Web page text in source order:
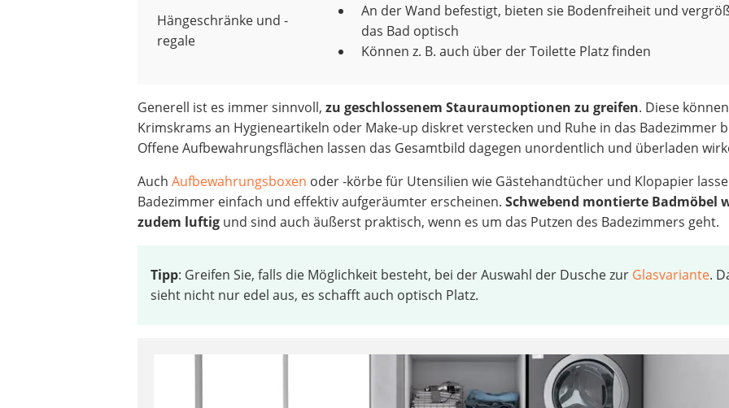
Hängeschränke und -
regale
An der Wand befestigt, bieten sie Bodenfreiheit und
das Bad optisch
Können z. B. auch über der Toilette Platz finden
Generell ist es immer sinnvoll,zu geschlossenem Stauraumoptionen zu greifen. Diese
Krimskrams an Hygieneartikeln oder Make-up diskret verstecken und Ruhe in das Badezimmer
Offene Aufbewahrungsflächen lassen das Gesamtbild dagegen unordentlich und überladen
AuchAufbewahrungsboxen oder -körbe für Utensilien wie Gästehandtücher und Klopapier
Badezimmer einfach und effektiv aufgeräumter erscheinen.Schwebend montierte Badmöbel
zudem luftig und sind auch äußerst praktisch, wenn es um das Putzen des Badezimmers geht.
Tipp: Greifen Sie, falls die Möglichkeit besteht, bei der Auswahl der Dusche zur Glasvariante.
sieht nicht nur edel aus, es schafft auch optisch Platz.